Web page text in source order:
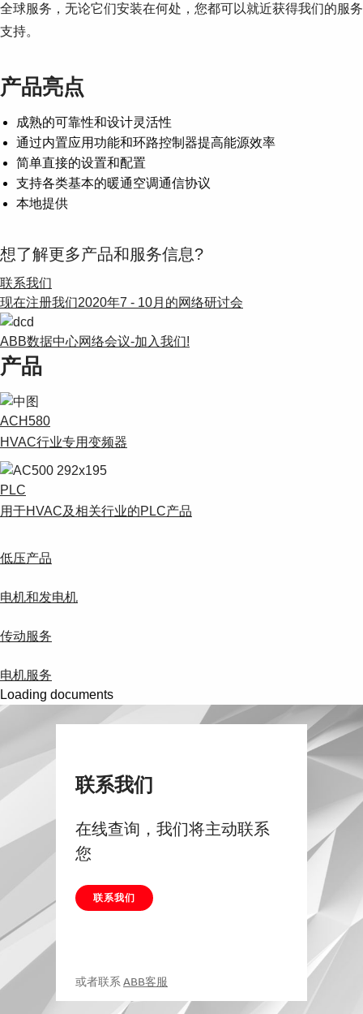
Suggestions
Products
See more products
Shopping list preview
全球服务，无论它们安装在何处，您都可以就近获得我们的服务
支持。
产品亮点
成熟的可靠性和设计灵活性
通过内置应用功能和环路控制器提高能源效率
简单直接的设置和配置
支持各类基本的暖通空调通信协议
本地提供
想了解更多产品和服务信息?
联系我们
现在注册我们2020年7 - 10月的网络研讨会
ABB数据中心网络会议-加入我们!
产品
ACH580
HVAC行业专用变频器
PLC
用于HVAC及相关行业的PLC产品
低压产品
电机和发电机
传动服务
电机服务
Loading documents
联系我们
在线查询，我们将主动联系
您
联系我们
或者联系ABB客服